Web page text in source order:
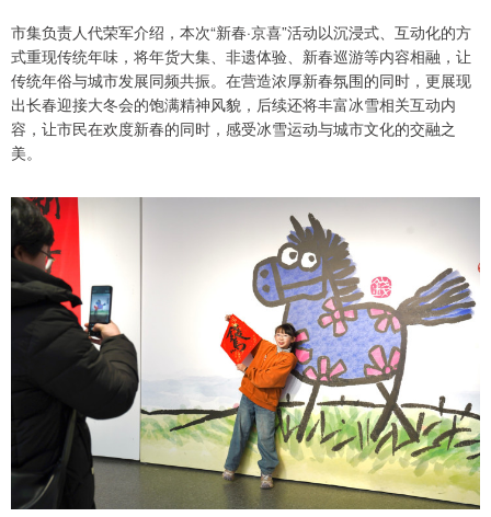
市集负责人代荣军介绍，本次“新春·京喜”活动以沉浸式、互动化的方
式重现传统年味，将年货大集、非遗体验、新春巡游等内容相融，让
传统年俗与城市发展同频共振。在营造浓厚新春氛围的同时，更展现
出长春迎接大冬会的饱满精神风貌，后续还将丰富冰雪相关互动内
容，让市民在欢度新春的同时，感受冰雪运动与城市文化的交融之
美。